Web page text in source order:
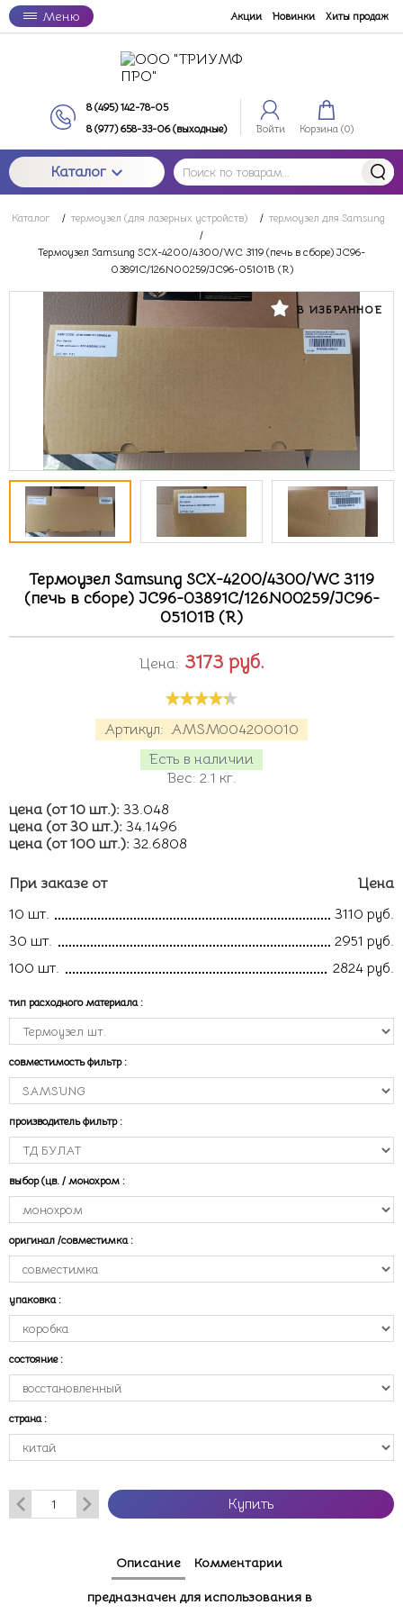
Меню Акции Новинки Хиты продаж
8 (495) 142-78-05
8 (977) 658-33-06 (выходные)
Войти Корзина (0)
Каталог
Каталог / термоузел (для лазерных устройств) / термоузел для Samsung
/
Термоузел Samsung SCX-4200/4300/WC 3119 (печь в сборе) JC96-
03891C/126N00259/JC96-05101B (R)
В ИЗБРАННОЕ
Термоузел Samsung SCX-4200/4300/WC 3119
(печь в сборе) JC96-03891C/126N00259/JC96-
05101B (R)
Артикул: AMSM004200010
Есть в наличии
Вес: 2.1 кг.
Цена: 3173 руб.
цена (от 10 шт.): 33.048
цена (от 30 шт.): 34.1496
цена (от 100 шт.): 32.6808
При заказе от
Цена
10 шт.
3110 руб.
30 шт.
2951 руб.
100 шт.
2824 руб.
тип расходного материала :
совместимость фильтр :
производитель фильтр :
выбор (цв. / монохром :
оригинал /совместимка :
упаковка :
состояние :
страна :
Купить
Описание Комментарии
предназначен для использования в